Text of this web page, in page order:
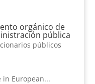
orgánico de
pública
públicos
European...